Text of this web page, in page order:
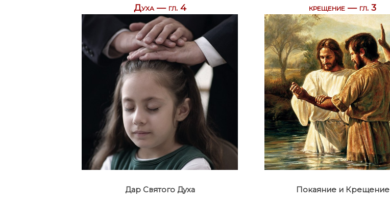
Духа — гл. 4
Дар Святого Духа
крещение — гл. 3
Покаяние и Крещение